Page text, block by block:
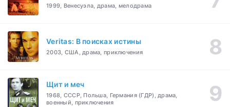
1999, Венесуэла, драма, мелодрама
Veritas: В поисках истины
2003, США, драма, приключения
Щит и меч
1968, СССР, Польша, Германия (ГДР), драма,
военный, приключения